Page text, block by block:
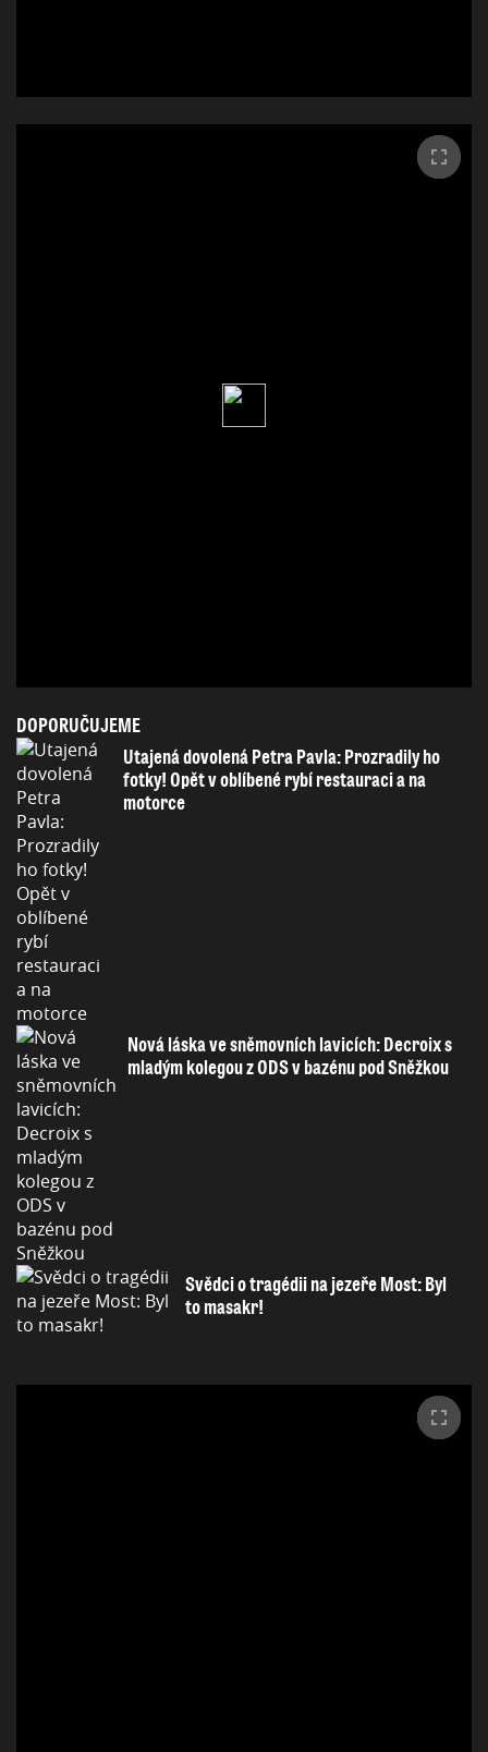
DOPORUČUJEME
Utajená dovolená Petra Pavla: Prozradily ho
fotky! Opět v oblíbené rybí restauraci a na
motorce
Nová láska ve sněmovních lavicích: Decroix s
mladým kolegou z ODS v bazénu pod Sněžkou
Svědci o tragédii na jezeře Most: Byl
to masakr!